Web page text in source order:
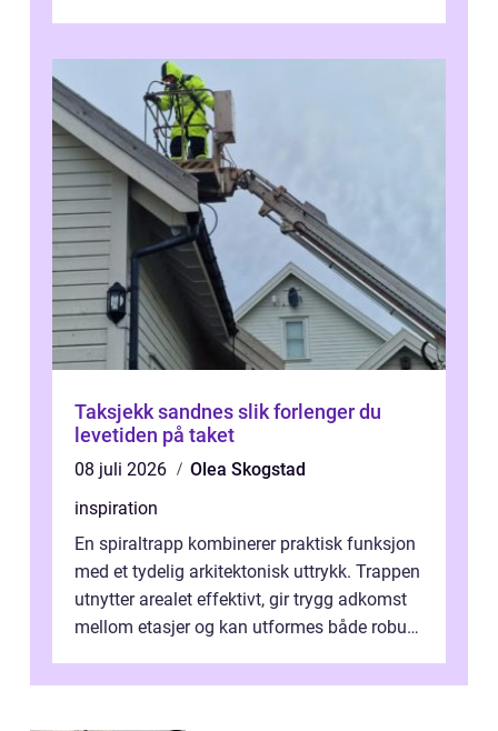
Taksjekk sandnes slik forlenger du
levetiden på taket
08 juli 2026
Olea Skogstad
inspiration
En spiraltrapp kombinerer praktisk funksjon
med et tydelig arkitektonisk uttrykk. Trappen
utnytter arealet effektivt, gir trygg adkomst
mellom etasjer og kan utformes både robust